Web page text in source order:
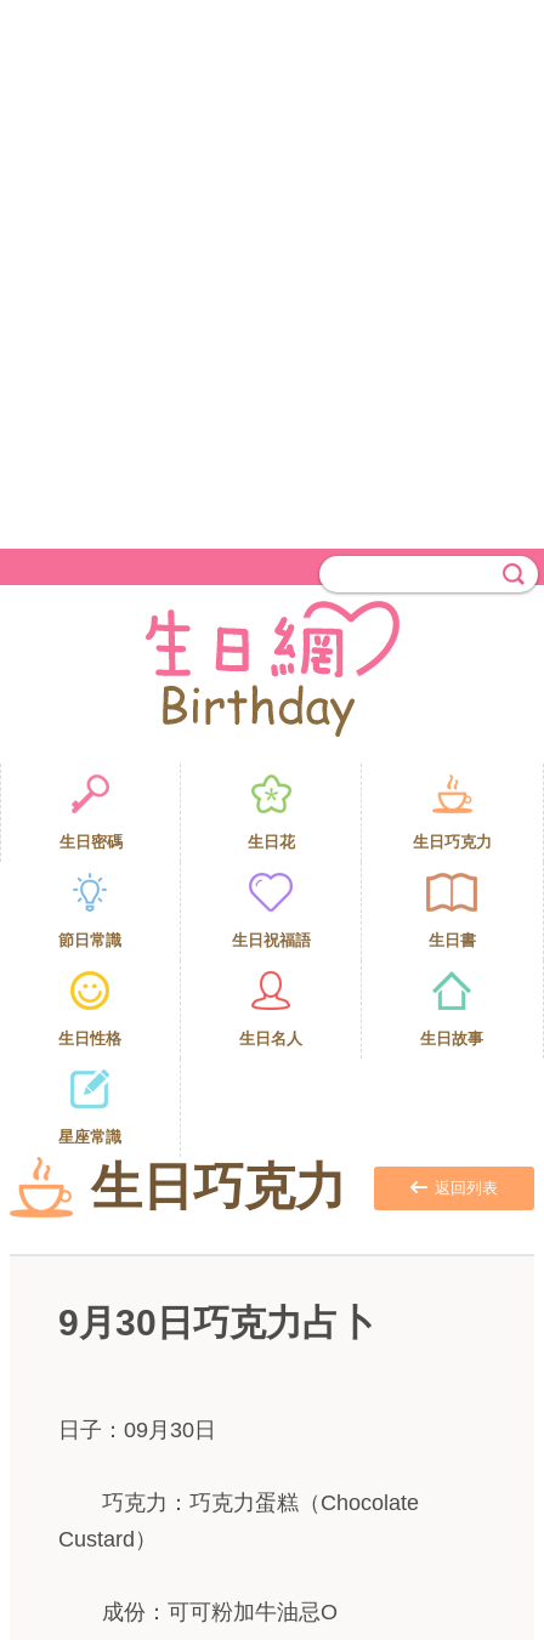
生日密碼 生日花 生日巧克力
節日常識 生日祝福語 生日書
生日性格 生日名人 生日故事
星座常識
生日巧克力 返回列表
9月30日巧克力占卜
日子：09月30日
巧克力：巧克力蛋糕（Chocolate
Custard）
成份：可可粉加牛油忌O